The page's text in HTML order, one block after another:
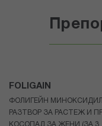
FOLIGAIN
ФОЛИГЕЙН МИНОКСИДИЛ
РАЗТВОР ЗА РАСТЕЖ И
КОСОПАД ЗА ЖЕНИ (ЗА 3